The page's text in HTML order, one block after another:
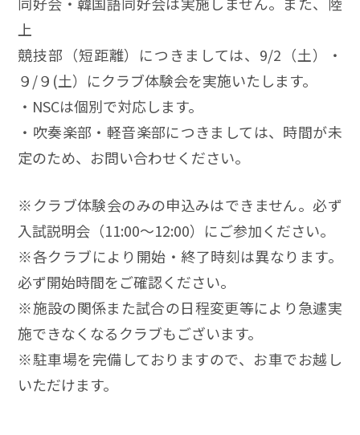
上
競技部（短距離）につきましては、9/2（土）・
９/９(土）にクラブ体験会を実施いたします。
・NSCは個別で対応します。
・吹奏楽部・軽音楽部につきましては、時間が未
定のため、お問い合わせください。
※クラブ体験会のみの申込みはできません。必ず
入試説明会（11:00～12:00）にご参加ください。
※各クラブにより開始・終了時刻は異なります。
必ず開始時間をご確認ください。
※施設の関係また試合の日程変更等により急遽実
施できなくなるクラブもございます。
※駐車場を完備しておりますので、お車でお越し
いただけます。